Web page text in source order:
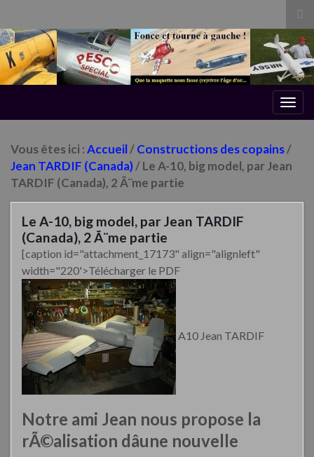
Vous êtes ici :Accueil/Constructions des copains/
Jean TARDIF (Canada)/ Le A-10, big model, par Jean
TARDIF (Canada), 2 Ã¨me partie
Le A-10, big model, par Jean TARDIF
(Canada), 2 Ã¨me partie
[caption id="attachment_17173" align="alignleft"
width="220'>Télécharger le PDF
A10 Jean TARDIF
Notre ami Jean nous propose la
rÃ©alisation dâune nouvelle